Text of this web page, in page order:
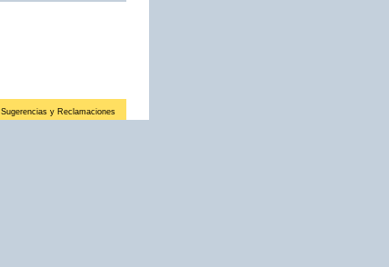
Sugerencias y Reclamaciones